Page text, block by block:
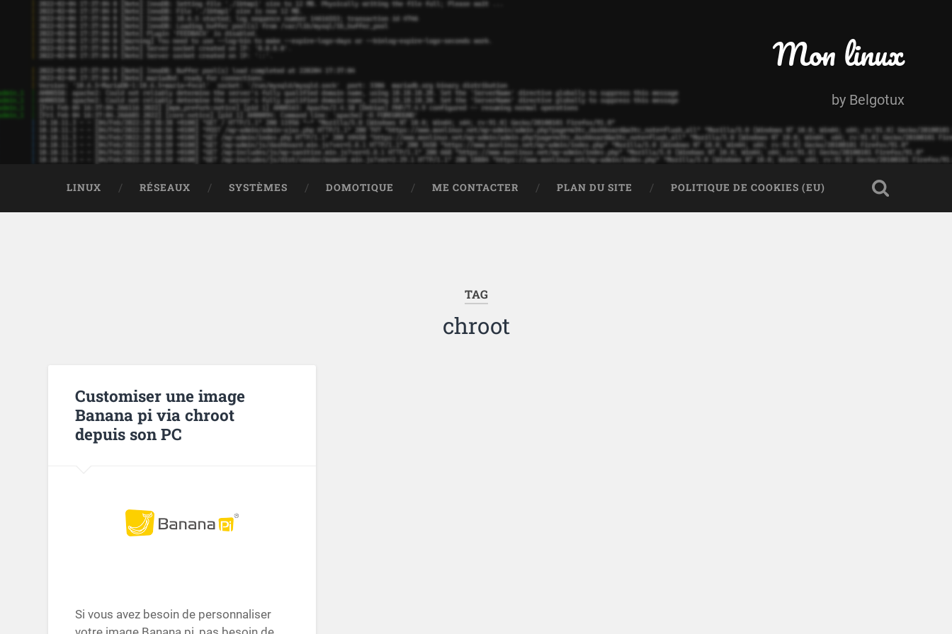
Mon linux
by Belgotux
LINUX RÉSEAUX SYSTÈMES DOMOTIQUE ME CONTACTER PLAN DU SITE POLITIQUE DE COOKIES (EU)
TAG
chroot
Customiser une image
Banana pi via chroot
depuis son PC
Si vous avez besoin de personnaliser